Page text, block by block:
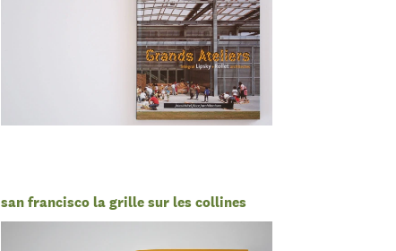
san francisco la grille sur les collines